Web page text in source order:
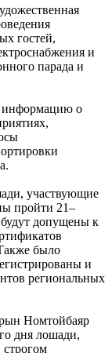
гостей,
и
парада и
информацию о
участвующие
пройти 21–
допущены к
было
и
региональных
Номтойбаяр
дня лошади,
строгом